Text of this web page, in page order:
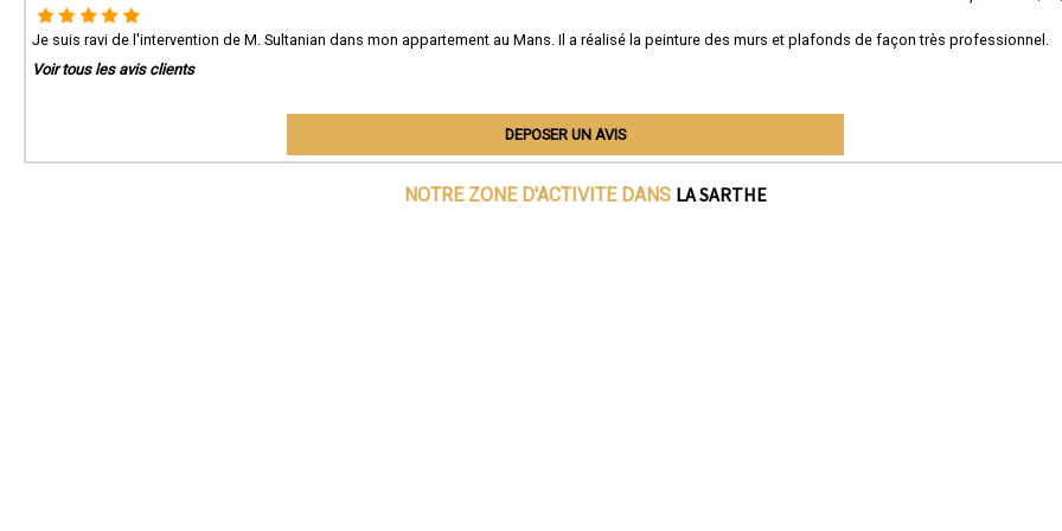
Je suis ravi de l'intervention de M. Sultanian dans mon appartement au Mans. Il a réalisé la peinture des murs et plafonds de façon très professionnel.
Voir tous les avis clients
DEPOSER UN AVIS
NOTRE ZONE D'ACTIVITE DANS LA SARTHE